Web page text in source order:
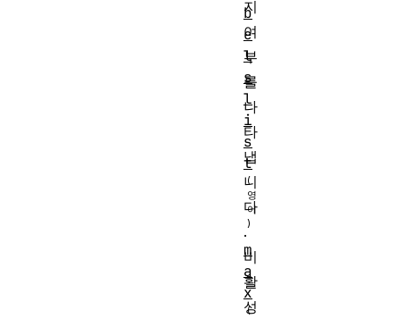
지
여
부
를
나
타
냅
니
다
.
비
활
성
b
e
l
s
l
i
s
t
m
a
x